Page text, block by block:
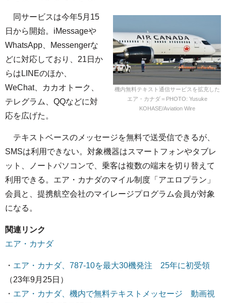
機内無料テキスト通信サービスを拡充した
エア・カナダ＝PHOTO: Yusuke
KOHASE/Aviation Wire
同サービスは今年5月15
日から開始。iMessageや
WhatsApp、Messengerな
どに対応しており、21日か
らはLINEのほか、
WeChat、カカオトーク、
テレグラム、QQなどに対
応を広げた。
テキストベースのメッセージを無料で送受信できるが、
SMSは利用できない。対象機器はスマートフォンやタブレ
ット、ノートパソコンで、乗客は複数の端末を切り替えて
利用できる。エア・カナダのマイル制度「アエロプラン」
会員と、提携航空会社のマイレージプログラム会員が対象
になる。
関連リンク
エア・カナダ
・ エア・カナダ、787-10を最大30機発注 25年に初受領
（23年9月25日）
・ エア・カナダ、機内で無料テキストメッセージ 動画視